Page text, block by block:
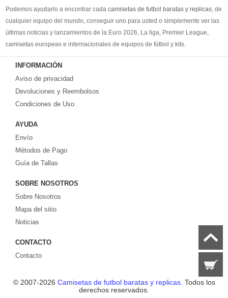
Podemos ayudarlo a encontrar cada camisetas de futbol baratas y replicas, de
cualquier equipo del mundo, conseguir uno para usted o simplemente ver las
últimas noticias y lanzamientos de la Euro 2026, La liga, Premier League,
camisetas europeas e internacionales de equipos de fútbol y kits.
Comprecamisetas de futbol baratasen la tienda deportiva más grande de
Europa. ¡Grandes ofertas en todas las camisetas del club de fútbol, ​​kits
europeos e internacionales, todo a los precios más bajos!
Compre nuestra gran selección de
equipaciones, camisetas y un portero a partir de €17.6. Diseños de fútbol
INFORMACIÓN
Aviso de privacidad
Devoluciones y Reembolsos
Condiciones de Uso
AYUDA
Envío
Métodos de Pago
Guía de Tallas
SOBRE NOSOTROS
Sobre Nosotros
Mapa del sitio
Noticias
CONTACTO
Contacto
© 2007-2026 Camisetas de futbol baratas y replicas. Todos los
derechos reservados.